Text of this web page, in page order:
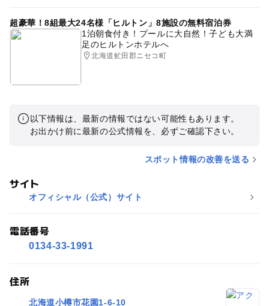
超豪華！8組最大24名様「ヒルトン」8施設の無料宿泊券
1泊朝食付き！プールに大自然！子ども大満
足のヒルトンホテルへ
北海道虻田郡ニセコ町
以下情報は、最新の情報ではない可能性もあります。
お出かけ前に最新の公式情報を、必ずご確認下さい。
スポット情報の改善を送る
サイト
オフィシャル（公式）サイト
電話番号
0134-33-1991
住所
北海道小樽市花園1-6-10